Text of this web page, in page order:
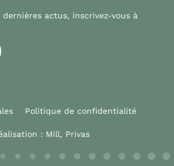
dernières actus, inscrivez-vous à
Politique de confidentialité
: Mill, Privas